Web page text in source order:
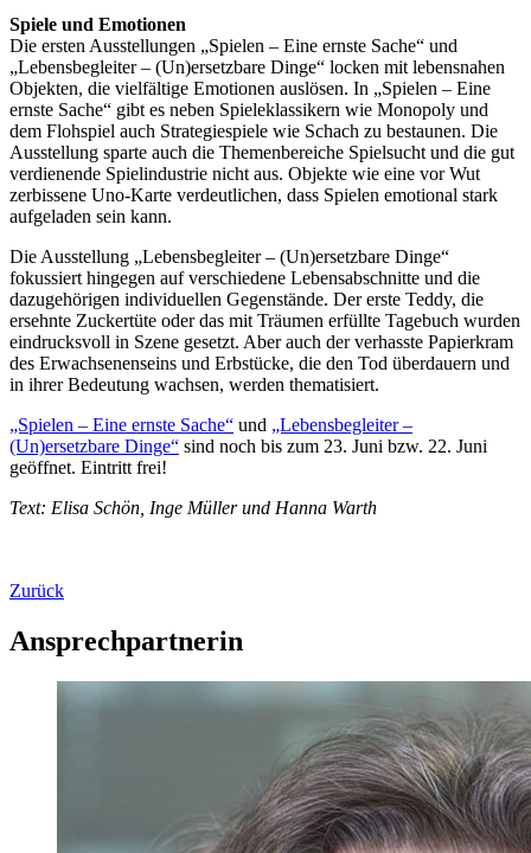
Spiele und Emotionen
Die ersten Ausstellungen „Spielen – Eine ernste Sache“ und
„Lebensbegleiter – (Un)ersetzbare Dinge“ locken mit lebensnahen
Objekten, die vielfältige Emotionen auslösen. In „Spielen – Eine
ernste Sache“ gibt es neben Spieleklassikern wie Monopoly und
dem Flohspiel auch Strategiespiele wie Schach zu bestaunen. Die
Ausstellung sparte auch die Themenbereiche Spielsucht und die gut
verdienende Spielindustrie nicht aus. Objekte wie eine vor Wut
zerbissene Uno-Karte verdeutlichen, dass Spielen emotional stark
aufgeladen sein kann.
Die Ausstellung „Lebensbegleiter – (Un)ersetzbare Dinge“
fokussiert hingegen auf verschiedene Lebensabschnitte und die
dazugehörigen individuellen Gegenstände. Der erste Teddy, die
ersehnte Zuckertüte oder das mit Träumen erfüllte Tagebuch wurden
eindrucksvoll in Szene gesetzt. Aber auch der verhasste Papierkram
des Erwachsenenseins und Erbstücke, die den Tod überdauern und
in ihrer Bedeutung wachsen, werden thematisiert.
„Spielen – Eine ernste Sache“ und „Lebensbegleiter –
(Un)ersetzbare Dinge“ sind noch bis zum 23. Juni bzw. 22. Juni
geöffnet. Eintritt frei!
Text: Elisa Schön, Inge Müller und Hanna Warth
Zurück
Ansprechpartnerin